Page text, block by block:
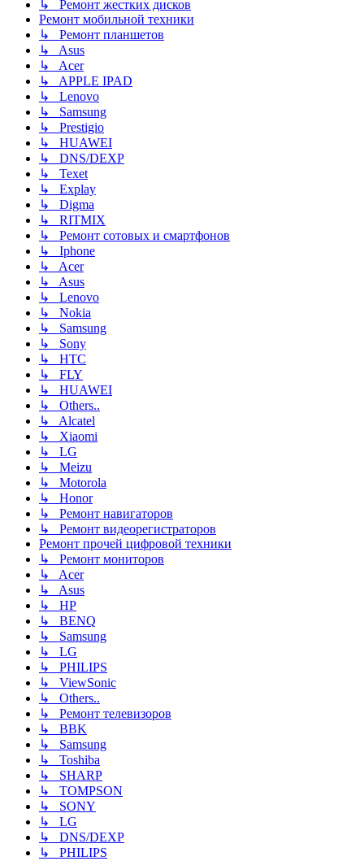
↳ Ремонт жестких дисков
Ремонт мобильной техники
↳ Ремонт планшетов
↳ Asus
↳ Acer
↳ APPLE IPAD
↳ Lenovo
↳ Samsung
↳ Prestigio
↳ HUAWEI
↳ DNS/DEXP
↳ Texet
↳ Explay
↳ Digma
↳ RITMIX
↳ Ремонт сотовых и смартфонов
↳ Iphone
↳ Acer
↳ Asus
↳ Lenovo
↳ Nokia
↳ Samsung
↳ Sony
↳ HTC
↳ FLY
↳ HUAWEI
↳ Others..
↳ Alcatel
↳ Xiaomi
↳ LG
↳ Meizu
↳ Motorola
↳ Honor
↳ Ремонт навигаторов
↳ Ремонт видеорегистраторов
Ремонт прочей цифровой техники
↳ Ремонт мониторов
↳ Acer
↳ Asus
↳ HP
↳ BENQ
↳ Samsung
↳ LG
↳ PHILIPS
↳ ViewSonic
↳ Others..
↳ Ремонт телевизоров
↳ BBK
↳ Samsung
↳ Toshiba
↳ SHARP
↳ TOMPSON
↳ SONY
↳ LG
↳ DNS/DEXP
↳ PHILIPS